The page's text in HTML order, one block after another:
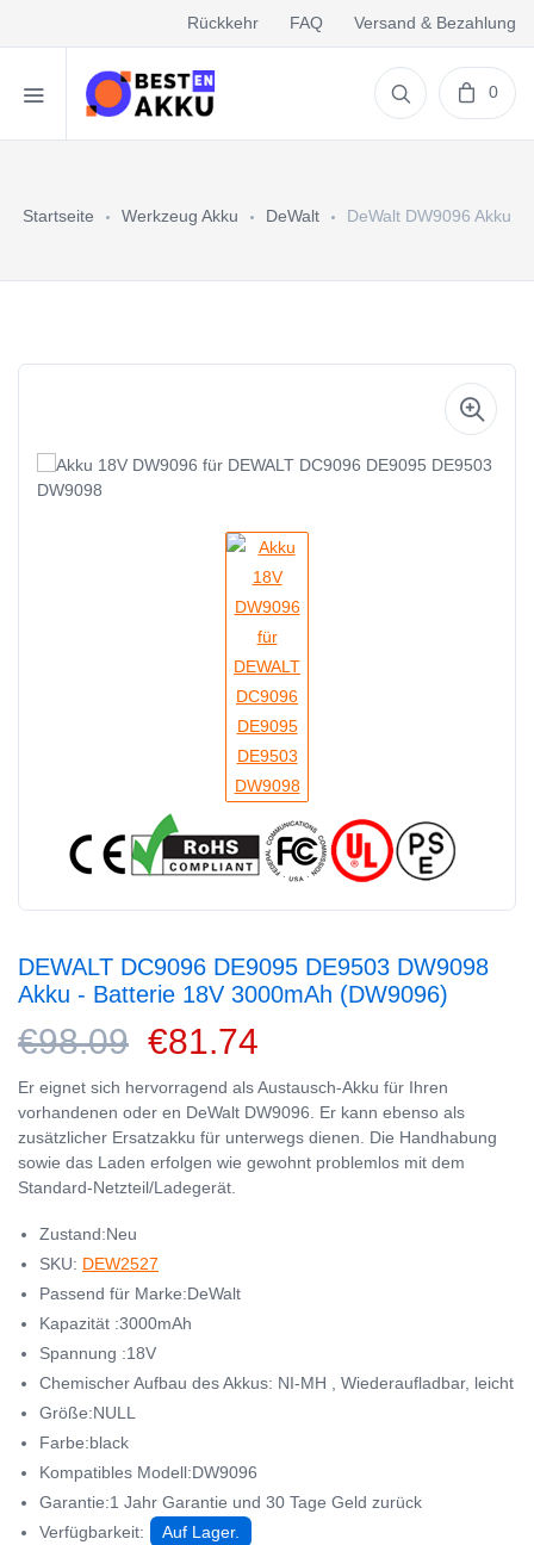
Rückkehr FAQ Versand & Bezahlung
0
Startseite Werkzeug Akku DeWalt DeWalt DW9096 Akku
DEWALT DC9096 DE9095 DE9503 DW9098
Akku - Batterie 18V 3000mAh (DW9096)
€98.09 €81.74
Er eignet sich hervorragend als Austausch-Akku für Ihren
vorhandenen oder en DeWalt DW9096. Er kann ebenso als
zusätzlicher Ersatzakku für unterwegs dienen. Die Handhabung
sowie das Laden erfolgen wie gewohnt problemlos mit dem
Standard-Netzteil/Ladegerät.
Zustand:Neu
SKU: DEW2527
Passend für Marke:DeWalt
Kapazität :3000mAh
Spannung :18V
Chemischer Aufbau des Akkus: NI-MH , Wiederaufladbar, leicht
Größe:NULL
Farbe:black
Kompatibles Modell:DW9096
Garantie:1 Jahr Garantie und 30 Tage Geld zurück
Verfügbarkeit:
Auf Lager.